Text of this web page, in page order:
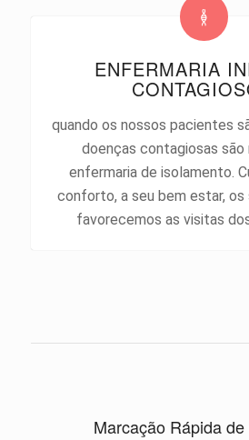
ENFERMARIA
quando os nossos pacientes
doenças contagiosas são
enfermaria de isolamento.
conforto, a seu bem estar, os
favorecemos as visitas
Marcação Rápida